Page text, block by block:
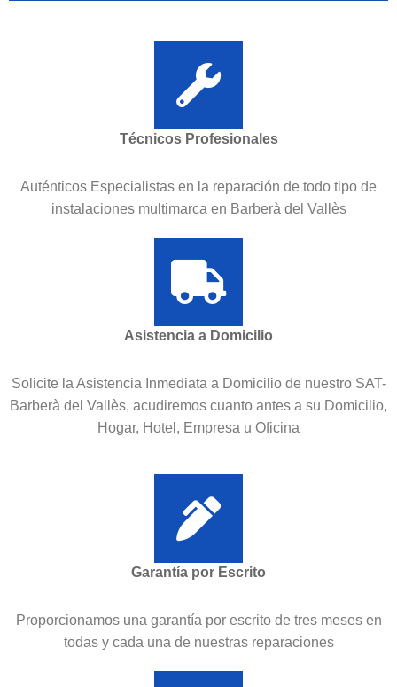
Técnicos Profesionales
Auténticos Especialistas en la reparación de todo tipo de
instalaciones multimarca en Barberà del Vallès
Asistencia a Domicilio
Solicite la Asistencia Inmediata a Domicilio de nuestro SAT-
Barberà del Vallès, acudiremos cuanto antes a su Domicilio,
Hogar, Hotel, Empresa u Oficina
Garantía por Escrito
Proporcionamos una garantía por escrito de tres meses en
todas y cada una de nuestras reparaciones